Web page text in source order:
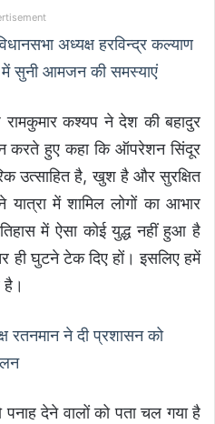
अध्यक्ष हरविन्द्र कल्याण
में सुनी आमजन की समस्याएं
रामकुमार कश्यप ने देश की बहादुर
करते हुए कहा कि ऑपरेशन सिंदूर
उत्साहित है, खुश है और सुरक्षित
में शामिल लोगों का आभार
में ऐसा कोई युद्ध नहीं हुआ है
ही घुटने टेक दिए हों। इसलिए हमें
है।
रतनमान ने दी प्रशासन को
देने वालों को पता चल गया है